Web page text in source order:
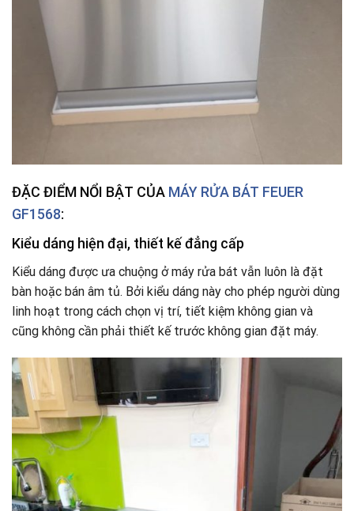
ĐẶC ĐIỂM NỔI BẬT CỦA MÁY RỬA BÁT FEUER
GF1568:
Kiểu dáng hiện đại, thiết kế đẳng cấp
Kiểu dáng được ưa chuộng ở máy rửa bát vẫn luôn là đặt
bàn hoặc bán âm tủ. Bởi kiểu dáng này cho phép người dùng
linh hoạt trong cách chọn vị trí, tiết kiệm không gian và
cũng không cần phải thiết kế trước không gian đặt máy.